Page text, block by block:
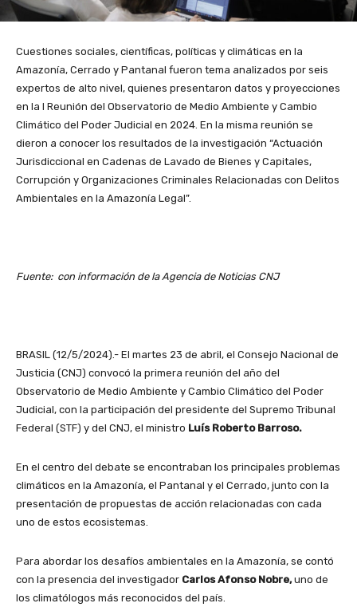
Cuestiones sociales, científicas, políticas y climáticas en la
Amazonía, Cerrado y Pantanal fueron tema analizados por seis
expertos de alto nivel, quienes presentaron datos y proyecciones
en la I Reunión del Observatorio de Medio Ambiente y Cambio
Climático del Poder Judicial en 2024. En la misma reunión se
dieron a conocer los resultados de la investigación “Actuación
Jurisdiccional en Cadenas de Lavado de Bienes y Capitales,
Corrupción y Organizaciones Criminales Relacionadas con Delitos
Ambientales en la Amazonía Legal”.
Fuente: con información de la Agencia de Noticias CNJ
BRASIL (12/5/2024).- El martes 23 de abril, el Consejo Nacional de
Justicia (CNJ) convocó la primera reunión del año del
Observatorio de Medio Ambiente y Cambio Climático del Poder
Judicial, con la participación del presidente del Supremo Tribunal
Federal (STF) y del CNJ, el ministro Luís Roberto Barroso.
En el centro del debate se encontraban los principales problemas
climáticos en la Amazonía, el Pantanal y el Cerrado, junto con la
presentación de propuestas de acción relacionadas con cada
uno de estos ecosistemas.
Para abordar los desafíos ambientales en la Amazonía, se contó
con la presencia del investigador Carlos Afonso Nobre,uno de
los climatólogos más reconocidos del país.